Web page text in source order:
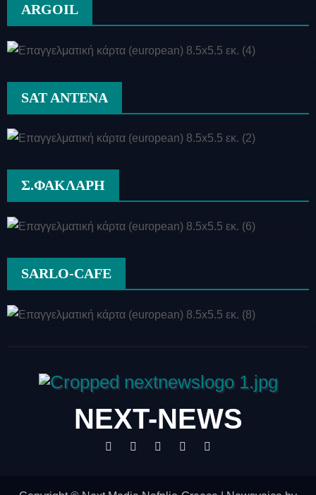
ARGOIL
SAT ANTENA
Σ.ΦΑΚΛΑΡΗ
SARLO-CAFE
NEXT-NEWS